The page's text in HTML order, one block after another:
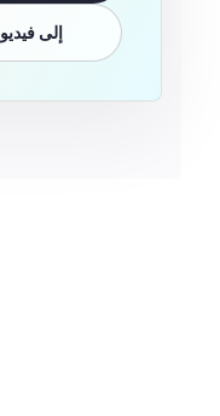
استكشف storyboard إلى فيديو